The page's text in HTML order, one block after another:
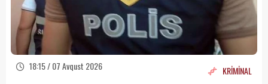
18:15 / 07 Avqust 2026 KRİMİNAL